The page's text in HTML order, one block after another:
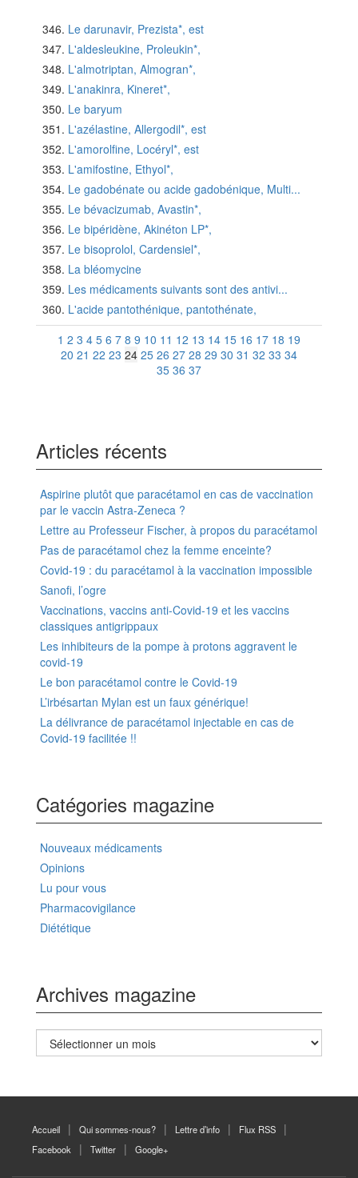
Le darunavir, Prezista*, est
L'aldesleukine, Proleukin*,
L'almotriptan, Almogran*,
L'anakinra, Kineret*,
Le baryum
L'azélastine, Allergodil*, est
L'amorolfine, Locéryl*, est
L'amifostine, Ethyol*,
Le gadobénate ou acide gadobénique, Multi...
Le bévacizumab, Avastin*,
Le bipéridène, Akinéton LP*,
Le bisoprolol, Cardensiel*,
La bléomycine
Les médicaments suivants sont des antivi...
L'acide pantothénique, pantothénate,
1 2 3 4 5 6 7 8 9 10 11 12 13 14 15 16 17 18 19
20 21 22 23 24 25 26 27 28 29 30 31 32 33 34
35 36 37
Articles récents
Aspirine plutôt que paracétamol en cas de vaccination
par le vaccin Astra-Zeneca ?
Lettre au Professeur Fischer, à propos du paracétamol
Pas de paracétamol chez la femme enceinte?
Covid-19 : du paracétamol à la vaccination impossible
Sanofi, l’ogre
Vaccinations, vaccins anti-Covid-19 et les vaccins
classiques antigrippaux
Les inhibiteurs de la pompe à protons aggravent le
covid-19
Le bon paracétamol contre le Covid-19
L’irbésartan Mylan est un faux générique!
La délivrance de paracétamol injectable en cas de
Covid-19 facilitée !!
Catégories magazine
Nouveaux médicaments
Opinions
Lu pour vous
Pharmacovigilance
Diététique
Archives magazine
Archives
magazine
Accueil Qui sommes-nous? Lettre d’info
Flux RSS
Facebook
Twitter Google+